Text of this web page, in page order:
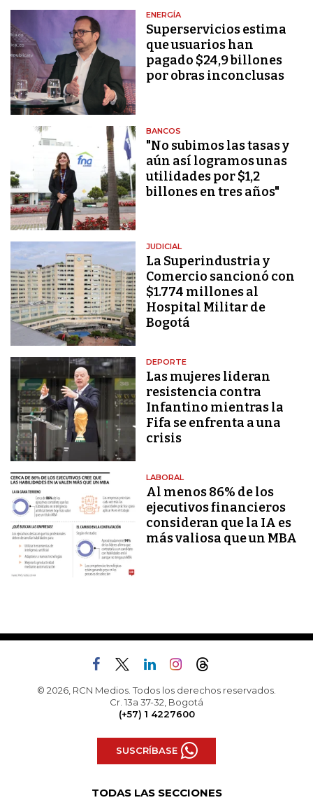
ENERGÍA
Superservicios estima
que usuarios han
pagado $24,9 billones
por obras inconclusas
BANCOS
"No subimos las tasas y
aún así logramos unas
utilidades por $1,2
billones en tres años"
JUDICIAL
La Superindustria y
Comercio sancionó con
$1.774 millones al
Hospital Militar de
Bogotá
DEPORTE
Las mujeres lideran
resistencia contra
Infantino mientras la
Fifa se enfrenta a una
crisis
LABORAL
Al menos 86% de los
ejecutivos financieros
consideran que la IA es
más valiosa que un MBA
© 2026, RCN Medios. Todos los derechos reservados.
Cr. 13a 37-32, Bogotá
(+57) 1 4227600
SUSCRÍBASE
TODAS LAS SECCIONES